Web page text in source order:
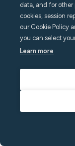
Leia a postagem
data, and for
cookies, session
our Cookie Policy
you can select
Learn more